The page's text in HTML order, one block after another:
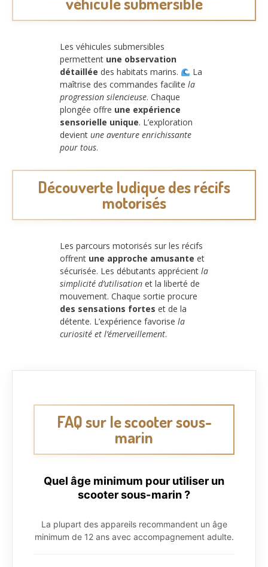
Les véhicules submersibles
permettent une observation
détaillée des habitats marins.
La
maîtrise des commandes facilite la
progression silencieuse. Chaque
plongée offre une expérience
sensorielle unique. L’exploration
devient une aventure enrichissante
pour tous.
Découverte ludique des récifs
motorisés
Les parcours motorisés sur les récifs
offrent une approche amusante et
sécurisée. Les débutants apprécient la
simplicité d’utilisation et la liberté de
mouvement. Chaque sortie procure
des sensations fortes et de la
détente. L’expérience favorise la
curiosité et l’émerveillement.
FAQ sur le scooter sous-
marin
Quel âge minimum pour utiliser un
scooter sous-marin ?
La plupart des appareils recommandent un âge
minimum de 12 ans avec accompagnement adulte.